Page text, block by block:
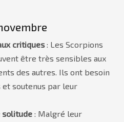
critiques: Les Scorpions
être très sensibles aux
des autres. Ils ont besoin
soutenus par leur
solitude : Malgré leur